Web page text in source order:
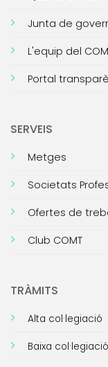
Junta de
L'equip del
Portal
SERVEIS
Metges
Societats
Ofertes de
Club COMT
TRÀMITS
Alta col·legiació
Baixa col·legiació